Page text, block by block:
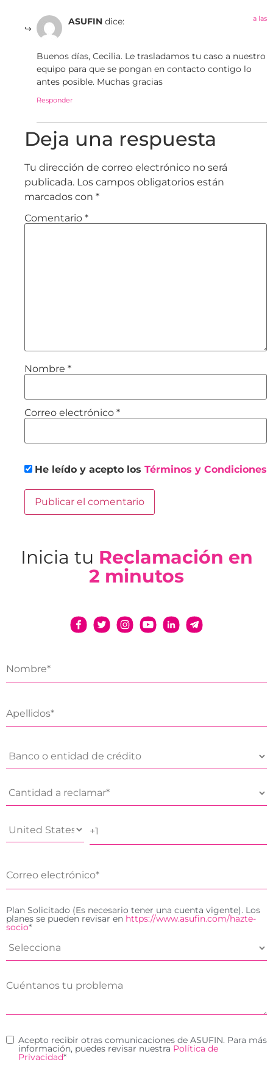
ASUFIN dice: a las
Buenos días, Cecilia. Le trasladamos tu caso a nuestro
equipo para que se pongan en contacto contigo lo
antes posible. Muchas gracias
Responder
Deja una respuesta
Tu dirección de correo electrónico no será
publicada. Los campos obligatorios están
marcados con *
Comentario *
Nombre *
Correo electrónico *
He leído y acepto los Términos y Condiciones
Inicia tu Reclamación en
2 minutos
Plan Solicitado (Es necesario tener una cuenta vigente). Los
planes se pueden revisar en https://www.asufin.com/hazte-
socio*
Acepto recibir otras comunicaciones de ASUFIN. Para más
información, puedes revisar nuestra Política de
Privacidad*